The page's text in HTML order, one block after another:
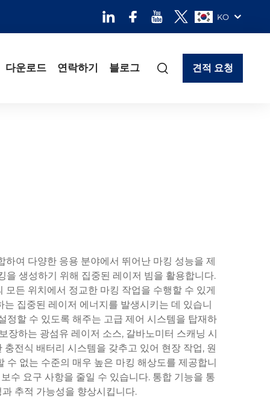
KO
다운로드 연락하기 블로그 견적 요청
여 다양한 응용 분야에서 뛰어난 마킹 성능을 제
을 생성하기 위해 집중된 레이저 빔을 활용합니다.
든 위치에서 정교한 마킹 작업을 수행할 수 있게
집중된 레이저 에너지를 발생시키는 데 있습니
정할 수 있도록 해주는 고급 제어 시스템을 탑재하
장하는 광섬유 레이저 소스, 갈바노미터 스캐닝 시
전식 배터리 시스템을 갖추고 있어 현장 작업, 원
없는 수준의 매우 높은 마킹 해상도를 제공합니
수 요구 사항을 줄일 수 있습니다. 통합 기능을 통
추적 가능성을 향상시킵니다.